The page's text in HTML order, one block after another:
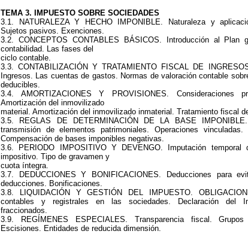
TEMA 3. IMPUESTO SOBRE SOCIEDADES
3.1. NATURALEZA Y HECHO IMPONIBLE. Naturaleza y
Sujetos pasivos. Exenciones.
3.2. CONCEPTOS CONTABLES BÁSICOS. Introducción al Plan
contabilidad. Las fases del
ciclo contable.
3.3. CONTABILIZACIÓN Y TRATAMIENTO FISCAL DE
Ingresos. Las cuentas de gastos. Normas de valoración contable
deducibles.
3.4. AMORTIZACIONES Y PROVISIONES. Consideraciones
Amortización del inmovilizado
material. Amortización del inmovilizado inmaterial. Tratamiento fiscal
3.5. REGLAS DE DETERMINACIÓN DE LA BASE
transmisión de elementos patrimoniales. Operaciones vinculadas.
Compensación de bases imponibles negativas.
3.6. PERIODO IMPOSITIVO Y DEVENGO. Imputación
impositivo. Tipo de gravamen y
cuota íntegra.
3.7. DEDUCCIONES Y BONIFICACIONES. Deducciones para
deducciones. Bonificaciones.
3.8. LIQUIDACIÓN Y GESTIÓN DEL IMPUESTO.
contables y registrales en las sociedades. Declaración del
fraccionados.
3.9. REGÍMENES ESPECIALES. Transparencia fiscal.
Escisiones. Entidades de reducida dimensión.